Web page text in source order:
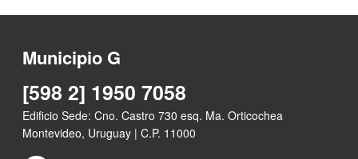
Municipio G
[598 2] 1950 7058
Edificio Sede: Cno. Castro 730 esq. Ma. Orticochea
Montevideo, Uruguay | C.P. 11000